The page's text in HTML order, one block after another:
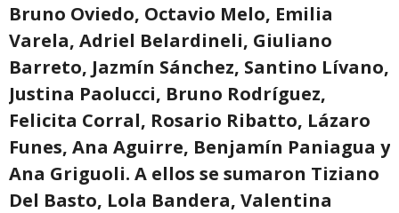
Bruno Oviedo, Octavio Melo, Emilia
Varela, Adriel Belardineli, Giuliano
Barreto, Jazmín Sánchez, Santino Lívano,
Justina Paolucci, Bruno Rodríguez,
Felicita Corral, Rosario Ribatto, Lázaro
Funes, Ana Aguirre, Benjamín Paniagua y
Ana Griguoli. A ellos se sumaron Tiziano
Del Basto, Lola Bandera, Valentina